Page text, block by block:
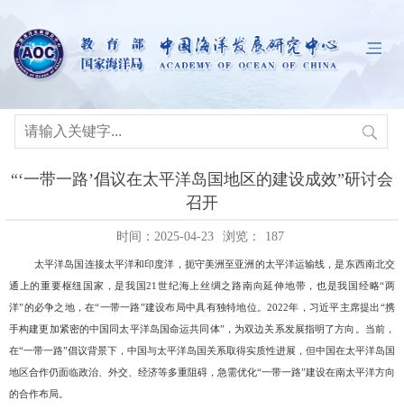
“‘一带一路’倡议在太平洋岛国地区的建设成效”研讨会
召开
时间：2025-04-23 浏览： 187
太平洋岛国 连接太平洋和印度洋，扼守美洲至亚洲的太平洋运输线，是东西南北交
通上的重要枢纽国家，是我国21世纪海上丝绸之路南向延伸地带，也是我国经略“两
洋”的必争之地，在“一带一路”建设布局中具有独特地位。2022年，习近平主席提出“携
手构建更加紧密的中国同太平洋岛国命运共同体”，为双边关系发展指明了方向。
当前，
在“一带一路”倡议背景下，中国与太平洋岛国关系取得实质性进展，但中国在太平洋岛国
地区合作仍面临政治、外交、经济等多重阻碍，急需优化“一带一路”建设在南太平洋方向
的合作布局。